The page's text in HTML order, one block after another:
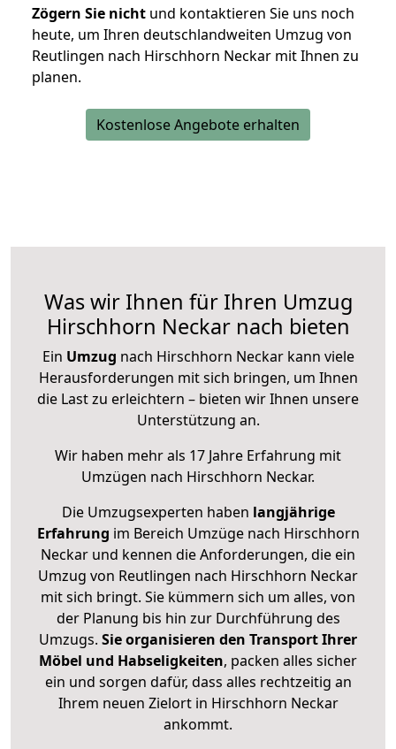
Zögern Sie nicht und kontaktieren Sie uns noch
heute, um Ihren deutschlandweiten Umzug von
Reutlingen nach Hirschhorn Neckar mit Ihnen zu
planen.
Kostenlose Angebote erhalten
Was wir Ihnen für Ihren Umzug
Hirschhorn Neckar nach bieten
Ein Umzug nach Hirschhorn Neckar kann viele
Herausforderungen mit sich bringen, um Ihnen
die Last zu erleichtern – bieten wir Ihnen unsere
Unterstützung an.
Wir haben mehr als 17 Jahre Erfahrung mit
Umzügen nach Hirschhorn Neckar.
Die Umzugsexperten haben langjährige
Erfahrung im Bereich Umzüge nach Hirschhorn
Neckar und kennen die Anforderungen, die ein
Umzug von Reutlingen nach Hirschhorn Neckar
mit sich bringt. Sie kümmern sich um alles, von
der Planung bis hin zur Durchführung des
Umzugs. Sie organisieren den Transport Ihrer
Möbel und Habseligkeiten, packen alles sicher
ein und sorgen dafür, dass alles rechtzeitig an
Ihrem neuen Zielort in Hirschhorn Neckar
ankommt.